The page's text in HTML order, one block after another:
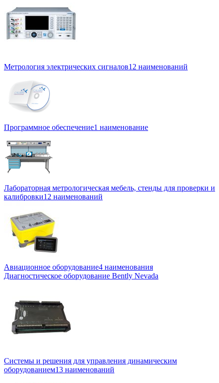
Метрология электрических сигналов12 наименований
Программное обеспечение1 наименование
Лабораторная метрологическая мебель, стенды для проверки и
калибровки12 наименований
Авиационное оборудование4 наименования
Диагностическое оборудование Bently Nevada
Системы и решения для управления динамическим
оборудованием13 наименований